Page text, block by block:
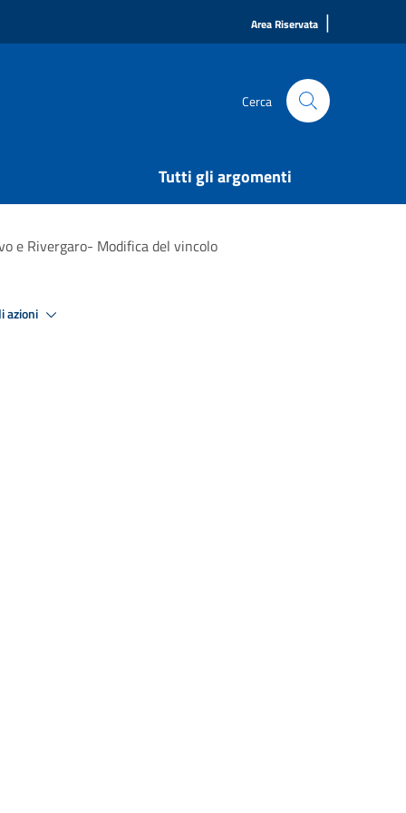
Area Riservata |
Cerca
Tutti gli argomenti
e Rivergaro- Modifica del vincolo
azioni